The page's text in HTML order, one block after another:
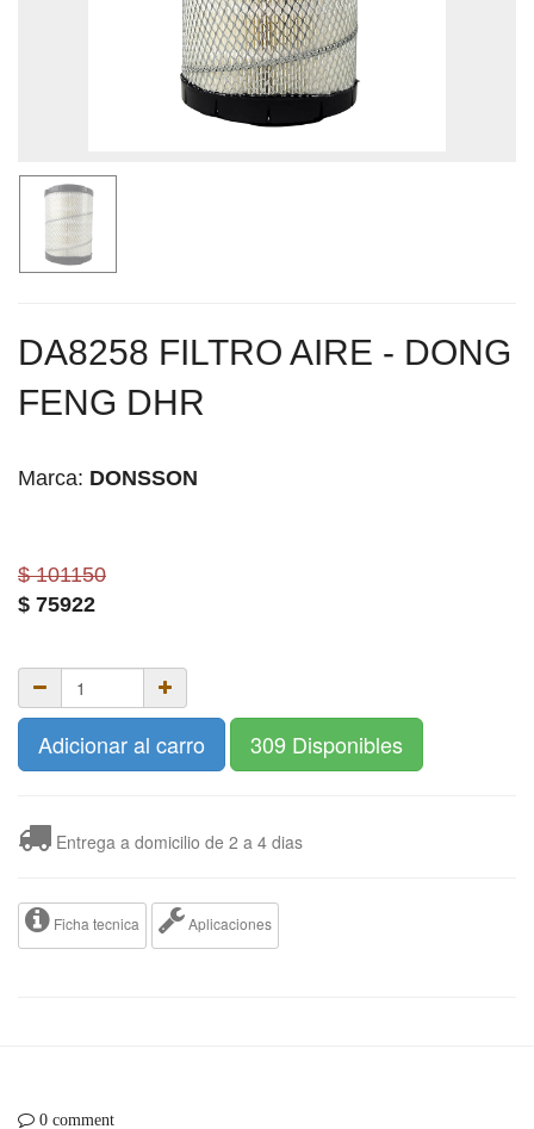
DA8258 FILTRO AIRE - DONG
FENG DHR
Marca: DONSSON
$ 101150
$ 75922
Adicionar al carro 309 Disponibles
Entrega a domicilio de 2 a 4 dias
Ficha tecnica Aplicaciones
0 comment